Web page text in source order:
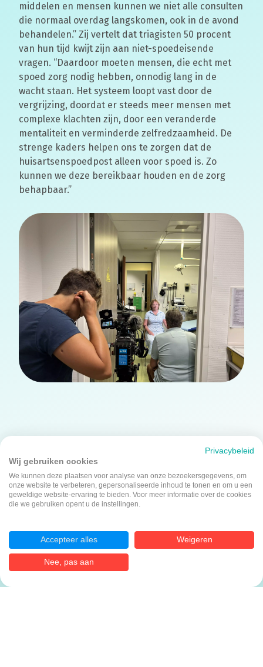
middelen en mensen kunnen we niet alle consulten
die normaal overdag langskomen, ook in de avond
behandelen.” Zij vertelt dat triagisten 50 procent
van hun tijd kwijt zijn aan niet-spoedeisende
vragen. “Daardoor moeten mensen, die echt met
spoed zorg nodig hebben, onnodig lang in de
wacht staan. Het systeem loopt vast door de
vergrijzing, doordat er steeds meer mensen met
complexe klachten zijn, door een veranderde
mentaliteit en verminderde zelfredzaamheid. De
strenge kaders helpen ons te zorgen dat de
huisartsenspoedpost alleen voor spoed is. Zo
kunnen we deze bereikbaar houden en de zorg
behapbaar.”
HAP Rijnmond
Privacybeleid
Wij gebruiken cookies
We kunnen deze plaatsen voor analyse van onze bezoekersgegevens, om
onze website te verbeteren, gepersonaliseerde inhoud te tonen en om u een
geweldige website-ervaring te bieden. Voor meer informatie over de cookies
die we gebruiken opent u de instellingen.
Accepteer alles Weigeren
Nee, pas aan